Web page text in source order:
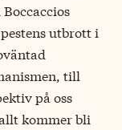
utbrott i
till
på oss
kommer bli